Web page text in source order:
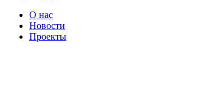
О нас
Новости
Проекты